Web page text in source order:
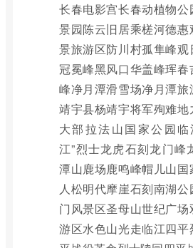
长春电影宫长春动植物
景园陈云旧居乘槎河德
景旅游区防川村孤隼峰观
冠冕峰黑风口华盖峰珲
峰净月潭滑雪场净月潭旅
靖宇县杨靖宇将军殉难地
大部拉法山国家公园临
江”烈士龙虎石刻龙门峰
潭山鹿场鹿鸣峰帽儿山国
人松明代摩崖石刻南湖
门风景区圣母山世纪广
游区水色山光走临江四平